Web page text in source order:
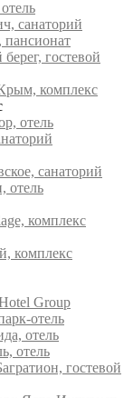
санаторий
пансионат
гостевой
комплекс
отель
санаторий
отель
комплекс
комплекс
Group
отель
отель
отель
гостевой